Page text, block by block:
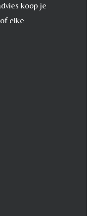
koop je
elke